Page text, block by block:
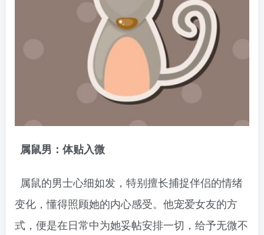
属鼠男：体贴入微
属鼠的男士心细如发，特别擅长捕捉伴侣的情绪
变化，懂得照顾她的内心感受。他宠爱女友的方
式，便是在日常中为她妥帖安排一切，给予无微不